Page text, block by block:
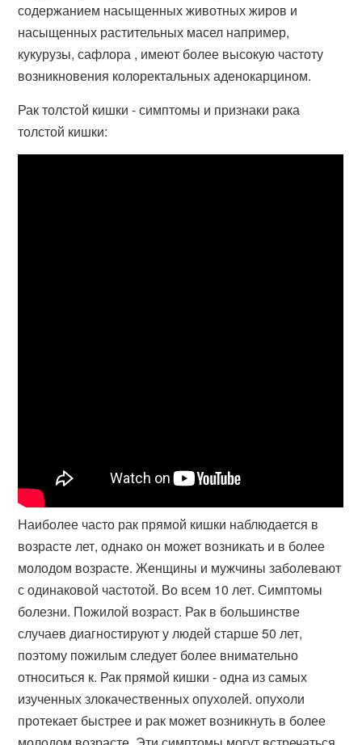
содержанием насыщенных животных жиров и
насыщенных растительных масел например,
кукурузы, сафлора , имеют более высокую частоту
возникновения колоректальных аденокарцином.
Рак толстой кишки - симптомы и признаки рака
толстой кишки:
Наиболее часто рак прямой кишки наблюдается в
возрасте лет, однако он может возникать и в более
молодом возрасте. Женщины и мужчины заболевают
с одинаковой частотой. Во всем 10 лет. Симптомы
болезни. Пожилой возраст. Рак в большинстве
случаев диагностируют у людей старше 50 лет,
поэтому пожилым следует более внимательно
относиться к. Рак прямой кишки - одна из самых
изученных злокачественных опухолей. опухоли
протекает быстрее и рак может возникнуть в более